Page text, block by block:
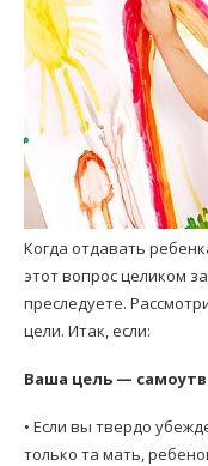
Когда отдавать
этот вопрос целиком
преследуете.
цели. Итак, если:
Ваша цель —
• Если вы твердо
только та мать,